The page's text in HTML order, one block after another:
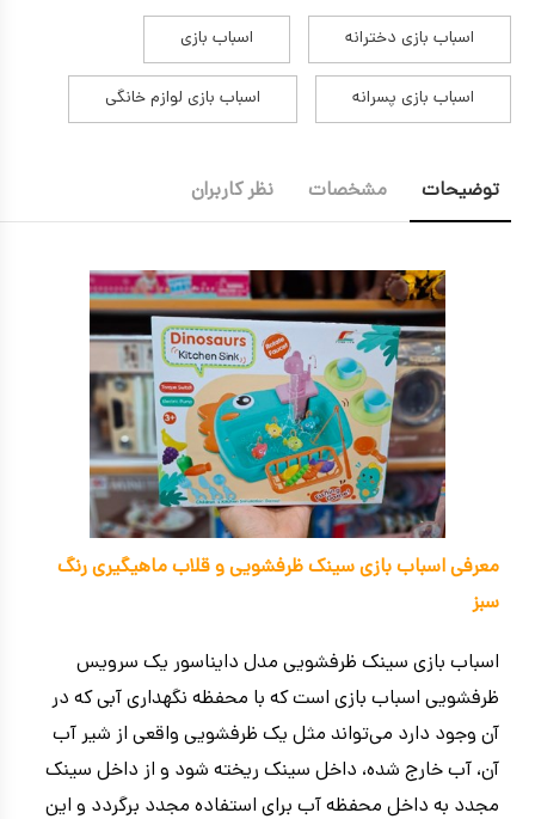
اسباب بازی دخترانه اسباب بازی
اسباب بازی پسرانه اسباب بازی لوازم خانگی
توضیحات مشخصات نظر کاربران
معرفی اسباب بازی سینک ظرفشویی و قلاب ماهیگیری رنگ
سبز
اسباب بازی سینک ظرفشویی مدل دایناسور یک سرویس
ظرفشویی اسباب بازی است که با محفظه نگهداری آبی که در
آن وجود دارد می‌تواند مثل یک ظرفشویی واقعی از شیر آب
آن، آب خارج شده، داخل سینک ریخته شود و از داخل سینک
مجدد به داخل محفظه آب برای استفاده مجدد برگردد و این